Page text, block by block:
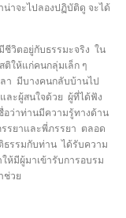
น่าจะไปลองปฏิบัติดู จะได้
ชีวิตอยู่กับธรรมะจริง ใน
ติให้แก่คนกลุ่มเล็ก ๆ
า มีบางคนกลับบ้านไป
ละผู้สนใจด้วย ผู้ที่ได้ฟัง
อว่าท่านมีความรู้ทางด้าน
รรยาและพี่ภรรยา ตลอด
ธรรมกับท่าน ได้รับความ
ห้มีผู้มาเข้ารับการอบรม
ช่วย